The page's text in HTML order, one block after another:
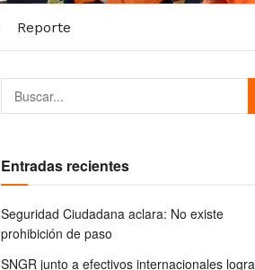
Reporte
Entradas recientes
Seguridad Ciudadana aclara: No existe
prohibición de paso
SNGR junto a efectivos internacionales logra